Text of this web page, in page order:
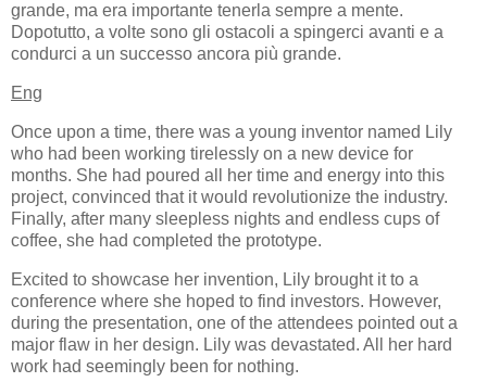
grande, ma era importante tenerla sempre a mente.
Dopotutto, a volte sono gli ostacoli a spingerci avanti e a
condurci a un successo ancora più grande.
Eng
Once upon a time, there was a young inventor named Lily
who had been working tirelessly on a new device for
months. She had poured all her time and energy into this
project, convinced that it would revolutionize the industry.
Finally, after many sleepless nights and endless cups of
coffee, she had completed the prototype.
Excited to showcase her invention, Lily brought it to a
conference where she hoped to find investors. However,
during the presentation, one of the attendees pointed out a
major flaw in her design. Lily was devastated. All her hard
work had seemingly been for nothing.